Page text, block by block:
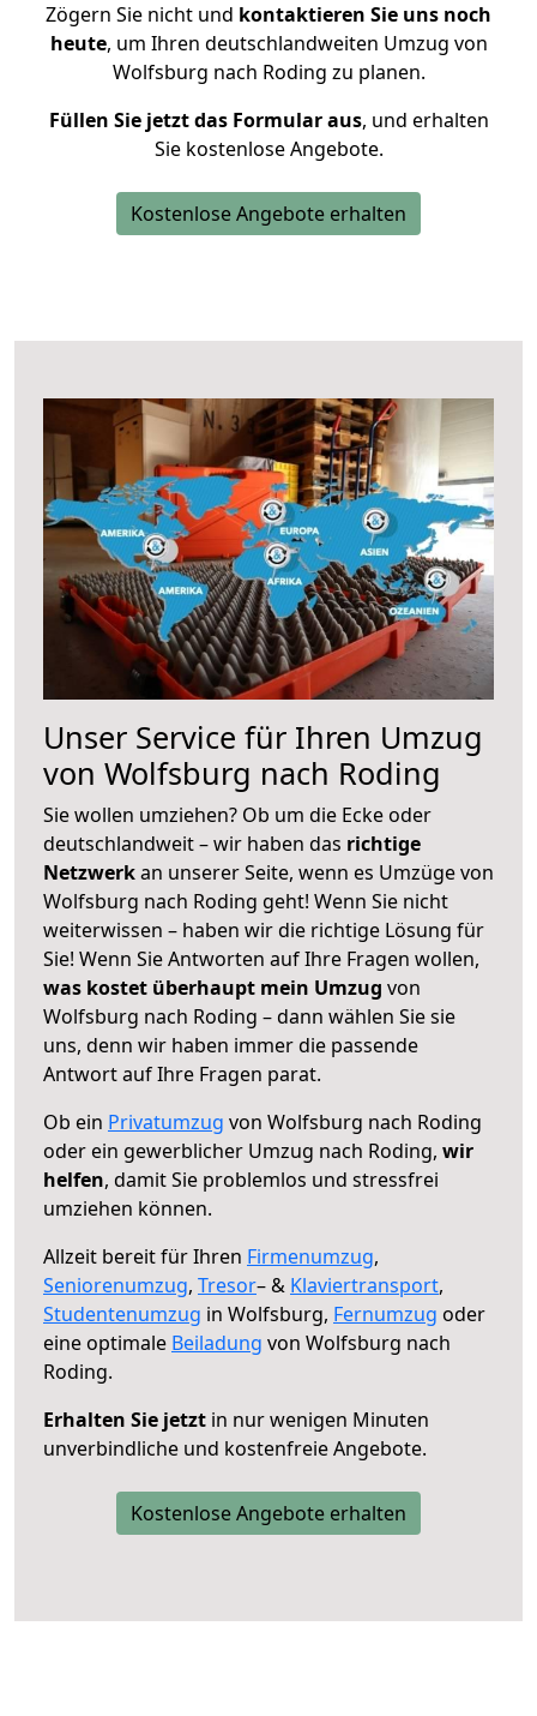
Zögern Sie nicht und kontaktieren Sie uns noch
heute, um Ihren deutschlandweiten Umzug von
Wolfsburg nach Roding zu planen.
Füllen Sie jetzt das Formular aus, und erhalten
Sie kostenlose Angebote.
Kostenlose Angebote erhalten
Unser Service für Ihren Umzug
von Wolfsburg nach Roding
Sie wollen umziehen? Ob um die Ecke oder
deutschlandweit – wir haben das richtige
Netzwerkan unserer Seite, wenn es Umzüge von
Wolfsburg nach Roding geht! Wenn Sie nicht
weiterwissen – haben wir die richtige Lösung für
Sie! Wenn Sie Antworten auf Ihre Fragen wollen,
was kostet überhaupt mein Umzug von
Wolfsburg nach Roding – dann wählen Sie sie
uns, denn wir haben immer die passende
Antwort auf Ihre Fragen parat.
Ob ein Privatumzug von Wolfsburg nach Roding
oder ein gewerblicher Umzug nach Roding, wir
helfen, damit Sie problemlos und stressfrei
umziehen können.
Allzeit bereit für Ihren Firmenumzug,
Seniorenumzug, Tresor– & Klaviertransport,
Studentenumzug in Wolfsburg, Fernumzug oder
eine optimale Beiladung von Wolfsburg nach
Roding.
Erhalten Sie jetzt in nur wenigen Minuten
unverbindliche und kostenfreie Angebote.
Kostenlose Angebote erhalten